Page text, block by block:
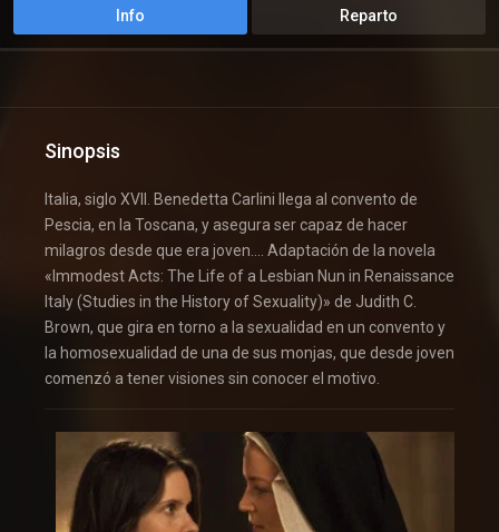
Info Reparto
Sinopsis
Italia, siglo XVII. Benedetta Carlini llega al convento de
Pescia, en la Toscana, y asegura ser capaz de hacer
milagros desde que era joven…. Adaptación de la novela
«Immodest Acts: The Life of a Lesbian Nun in Renaissance
Italy (Studies in the History of Sexuality)» de Judith C.
Brown, que gira en torno a la sexualidad en un convento y
la homosexualidad de una de sus monjas, que desde joven
comenzó a tener visiones sin conocer el motivo.